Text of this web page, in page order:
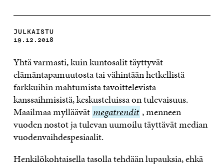
JULKAISTU
19.12.2018
Yhtä varmasti, kuin kuntosalit täyttyvät
elämäntapamuutosta tai vähintään hetkellistä
farkkuihin mahtumista tavoittelevista
kanssaihmisistä, keskusteluissa on tulevaisuus.
Maailmaa mylläävät megatrendit
megatrendit , menneen
vuoden nostot ja tulevan uumoilu täyttävät median
vuodenvaihdespesiaalit.
Henkilökohtaisella tasolla tehdään lupauksia, ehkä